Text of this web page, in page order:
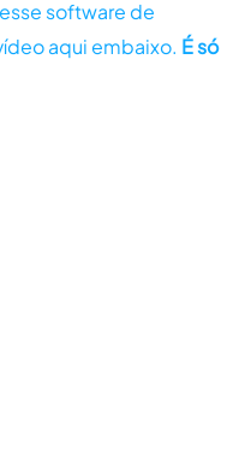
software de
aqui embaixo. É só